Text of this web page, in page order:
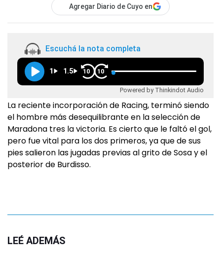
Agregar Diario de Cuyo en
Escuchá la nota completa
1 1.5 10 10
Powered by Thinkindot Audio
La reciente incorporación de Racing, terminó siendo
el hombre más desequilibrante en la selección de
Maradona tres la victoria. Es cierto que le faltó el gol,
pero fue vital para los dos primeros, ya que de sus
pies salieron las jugadas previas al grito de Sosa y el
posterior de Burdisso.
LEÉ ADEMÁS